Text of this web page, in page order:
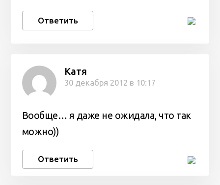
Ответить
Катя
30 декабря 2012 в 10:17
Вообще… я даже не ожидала, что так
можно))
Ответить